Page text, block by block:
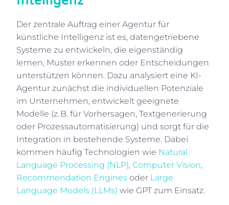
Der zentrale Auftrag einer Agentur für
künstliche Intelligenz ist es, datengetriebene
Systeme zu entwickeln, die eigenständig
lernen, Muster erkennen oder Entscheidungen
unterstützen können. Dazu analysiert eine KI-
Agentur zunächst die individuellen Potenziale
im Unternehmen, entwickelt geeignete
Modelle (z. B. für Vorhersagen, Textgenerierung
oder Prozessautomatisierung) und sorgt für die
Integration in bestehende Systeme. Dabei
kommen häufig Technologien wie Natural
Language Processing (NLP),Computer Vision,
Recommendation Engines oder Large
Language Models (LLMs) wie GPT zum Einsatz.